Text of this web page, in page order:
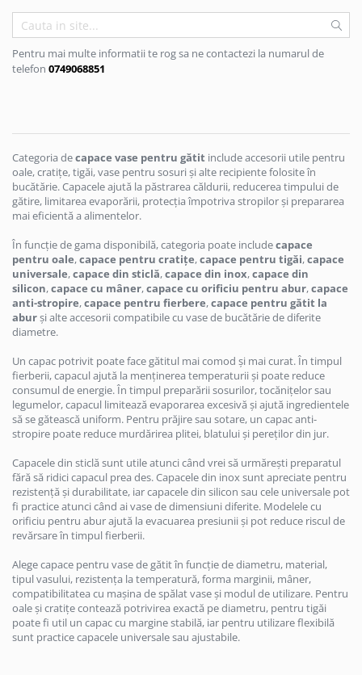
Sfoara si franghii
Suruburi, dibluri si accesorii
prindere
Mufe si conectori irigare
Panouri si elemente gard
Pavaje si borduri
Umbrele si pavilioane gradina
Unelte gradinarit
Pentru toaleta si wc
Pentru toate suprafetele
Solutii pentru suprafetele din lemn
spalatorii auto
Pentru mai multe informatii te rog sa ne contactezi la numarul de
telefon 0749068851
Categoria decapace vase pentru gătit include accesorii utile pentru
oale, cratițe, tigăi, vase pentru sosuri și alte recipiente folosite în
bucătărie. Capacele ajută la păstrarea căldurii, reducerea timpului de
gătire, limitarea evaporării, protecția împotriva stropilor și prepararea
mai eficientă a alimentelor.
În funcție de gama disponibilă, categoria poate includecapace
pentru oale,capace pentru cratițe,capace pentru tigăi,capace
universale,capace din sticlă,capace din inox,capace din
silicon,capace cu mâner,capace cu orificiu pentru abur,capace
anti-stropire,capace pentru fierbere,capace pentru gătit la
aburși alte accesorii compatibile cu vase de bucătărie de diferite
diametre.
Un capac potrivit poate face gătitul mai comod și mai curat. În timpul
fierberii, capacul ajută la menținerea temperaturii și poate reduce
consumul de energie. În timpul preparării sosurilor, tocănițelor sau
legumelor, capacul limitează evaporarea excesivă și ajută ingredientele
să se gătească uniform. Pentru prăjire sau sotare, un capac anti-
stropire poate reduce murdărirea plitei, blatului și pereților din jur.
Capacele din sticlă sunt utile atunci când vrei să urmărești preparatul
fără să ridici capacul prea des. Capacele din inox sunt apreciate pentru
rezistență și durabilitate, iar capacele din silicon sau cele universale pot
fi practice atunci când ai vase de dimensiuni diferite. Modelele cu
orificiu pentru abur ajută la evacuarea presiunii și pot reduce riscul de
revărsare în timpul fierberii.
Alege capace pentru vase de gătit în funcție de diametru, material,
tipul vasului, rezistența la temperatură, forma marginii, mâner,
compatibilitatea cu mașina de spălat vase și modul de utilizare. Pentru
oale și cratițe contează potrivirea exactă pe diametru, pentru tigăi
poate fi util un capac cu margine stabilă, iar pentru utilizare flexibilă
sunt practice capacele universale sau ajustabile.